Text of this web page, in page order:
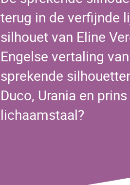
terug in de verfijnde
silhouet van Eline
Engelse vertaling
sprekende
Duco, Urania en
lichaamstaal?